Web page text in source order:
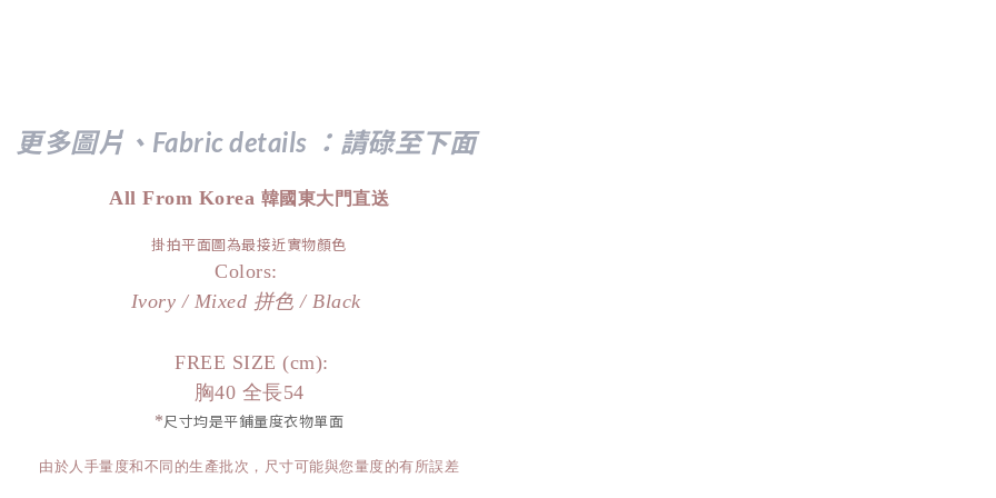
更多圖片、Fabric details ：請碌至下面
All From Korea 韓國東大門直送
掛拍平面圖為最接近實物顏色
Colors:
Ivory / Mixed 拼色 / Black
FREE SIZE (cm):
胸40 全長54
*尺寸均是平鋪量度衣物單面
由於人手量度和不同的生產批次，尺寸可能與您量度的有所誤差